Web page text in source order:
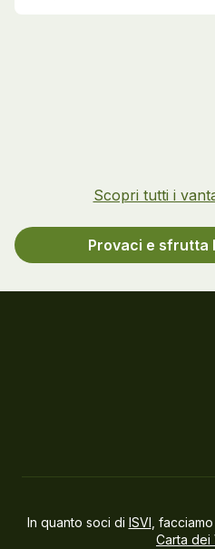
Scopri tutti i
Provaci e sfrutta
In quanto soci di ISVI ,
Carta dei